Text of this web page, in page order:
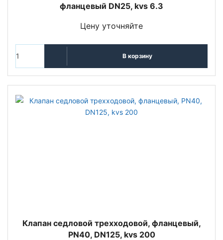
фланцевый DN25, kvs 6.3
Цену уточняйте
В корзину
Клапан седловой трехходовой, фланцевый,
PN40, DN125, kvs 200